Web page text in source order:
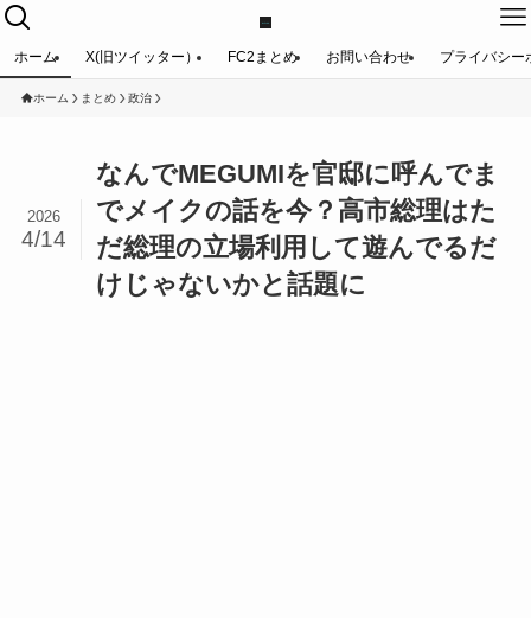
ホーム X(旧ツイッター） FC2まとめ お問い合わせ プライバシー
ホーム まとめ 政治
なんでMEGUMIを官邸に呼んでま
でメイクの話を今？高市総理はた
だ総理の立場利用して遊んでるだ
けじゃないかと話題に
2026
4/14